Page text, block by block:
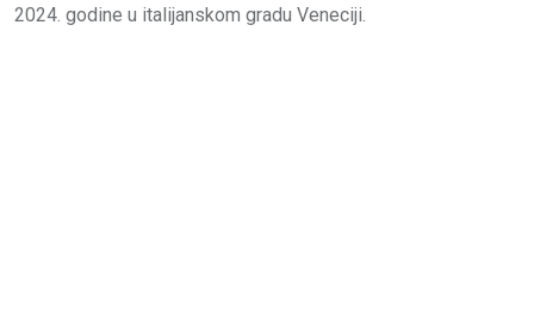
2024. godine u italijanskom gradu Veneciji.